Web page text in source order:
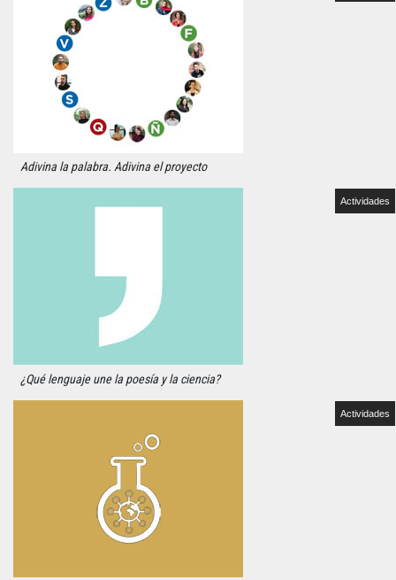
Adivina la palabra. Adivina el proyecto
Actividades
¿Qué lenguaje une la poesía y la ciencia?
Actividades